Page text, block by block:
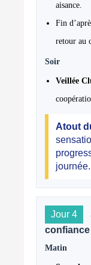
aisance.
Fin
retour au
Soir
Veillée
Atout
journée.
Jour 4
confiance
Matin